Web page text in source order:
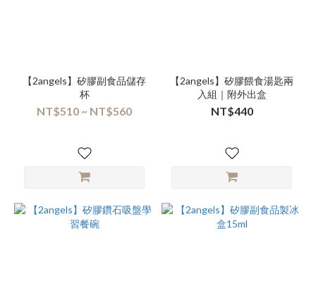
【2angels】矽膠副食品儲存
杯
NT$510 ~ NT$560
【2angels】矽膠餵食湯匙兩
入組｜附外出盒
NT$440